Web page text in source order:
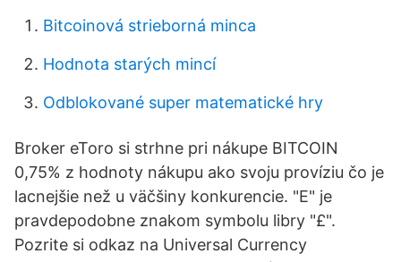
Bitcoinová strieborná minca
Hodnota starých mincí
Odblokované super matematické hry
Broker eToro si strhne pri nákupe BITCOIN
0,75% z hodnoty nákupu ako svoju províziu čo je
lacnejšie než u väčšiny konkurencie. "E" je
pravdepodobne znakom symbolu libry "£".
Pozrite si odkaz na Universal Currency